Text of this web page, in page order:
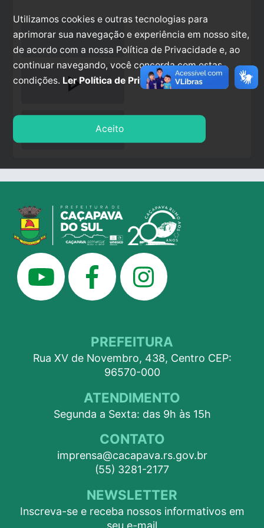
play_arrow
PREFEITURA
Rua XV de Novembro, 438, Centro CEP:
96570-000
ATENDIMENTO
Segunda a Sexta: das 9h às 15h
CONTATO
imprensa@cacapava.rs.gov.br
(55) 3281-2177
NEWSLETTER
Inscreva-se e receba nossos informativos em
seu e-mail
Utilizamos cookies e outras tecnologias para
aprimorar sua navegação e experiência em nosso site,
de acordo com a nossa Política de Privacidade e, ao
continuar navegando, você concorda com estas
condições. Ler Política de Privacidade.
Aceito